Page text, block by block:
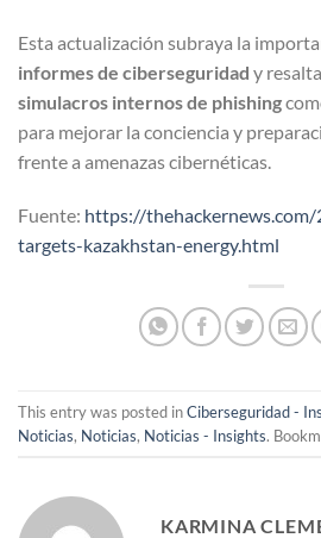
Esta actualización subraya la
informes de ciberseguridad y
simulacros internos de phishing
para mejorar la conciencia y
frente a amenazas cibernéticas.
Fuente: https://
targets-kazakhstan-energy.html
This entry was posted inCiberseguridad -
Noticias, Noticias, Noticias - Insights.
KARMINA